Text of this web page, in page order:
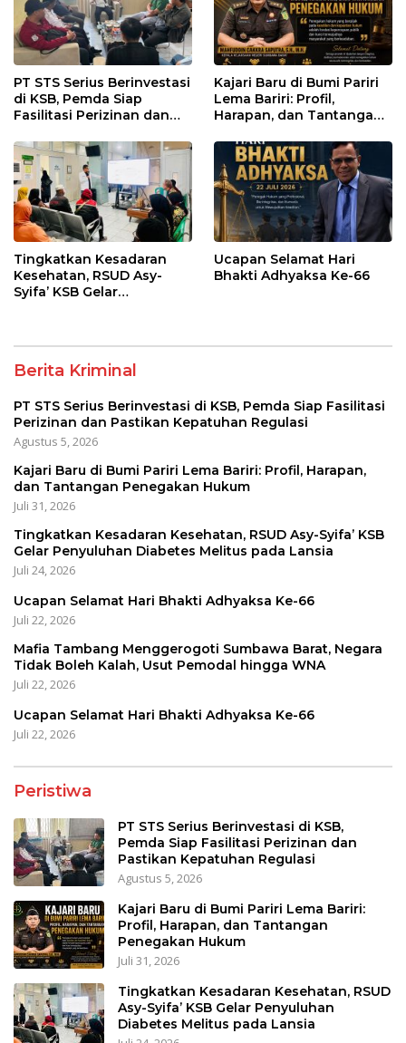
PT STS Serius Berinvestasi
di KSB, Pemda Siap
Fasilitasi Perizinan dan
Regulasi
Kajari Baru di Bumi Pariri
Lema Bariri: Profil,
Harapan, dan Tantangan
Tingkatkan Kesadaran
Kesehatan, RSUD Asy-
Syifa’ KSB Gelar
Ucapan Selamat Hari
Bhakti Adhyaksa Ke-66
Berita Kriminal
PT STS Serius Berinvestasi di KSB, Pemda Siap Fasilitasi
Perizinan dan Pastikan Kepatuhan Regulasi
Agustus 5, 2026
Kajari Baru di Bumi Pariri Lema Bariri: Profil, Harapan,
dan Tantangan Penegakan Hukum
Juli 31, 2026
Tingkatkan Kesadaran Kesehatan, RSUD Asy-Syifa’ KSB
Gelar Penyuluhan Diabetes Melitus pada Lansia
Juli 24, 2026
Ucapan Selamat Hari Bhakti Adhyaksa Ke-66
Juli 22, 2026
Mafia Tambang Menggerogoti Sumbawa Barat, Negara
Tidak Boleh Kalah, Usut Pemodal hingga WNA
Juli 22, 2026
Ucapan Selamat Hari Bhakti Adhyaksa Ke-66
Juli 22, 2026
Peristiwa
PT STS Serius Berinvestasi di KSB,
Pemda Siap Fasilitasi Perizinan dan
Pastikan Kepatuhan Regulasi
Agustus 5, 2026
Kajari Baru di Bumi Pariri Lema Bariri:
Profil, Harapan, dan Tantangan
Penegakan Hukum
Juli 31, 2026
Tingkatkan Kesadaran Kesehatan, RSUD
Asy-Syifa’ KSB Gelar Penyuluhan
Diabetes Melitus pada Lansia